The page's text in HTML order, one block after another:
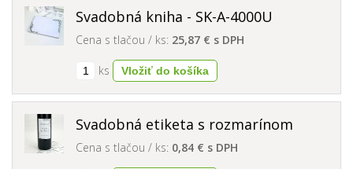
Svadobná kniha - SK-A-4000U
Cena s tlačou / ks: 25,87 € s DPH
ks
Svadobná etiketa s rozmarínom
Cena s tlačou / ks: 0,84 € s DPH